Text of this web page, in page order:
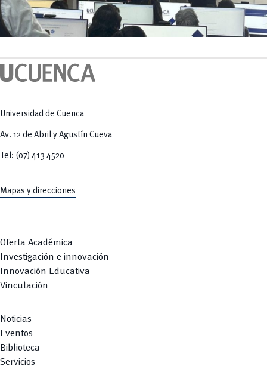
Universidad de Cuenca
Av. 12 de Abril y Agustín Cueva
Tel: (07) 413 4520
Mapas y direcciones
Oferta Académica
Investigación e innovación
Innovación Educativa
Vinculación
Noticias
Eventos
Biblioteca
Servicios